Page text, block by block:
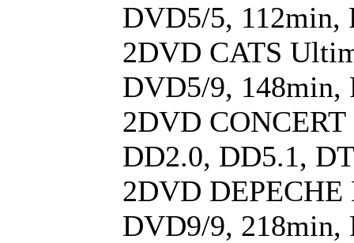
DVD5/5, 112min,
2DVD CATS
DVD5/9, 148min,
2DVD
DD2.0, DD5.1,
2DVD
DVD9/9, 218min,